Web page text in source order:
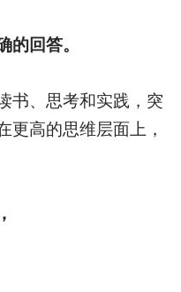
的回答。
书、思考和实践，突
更高的思维层面上，